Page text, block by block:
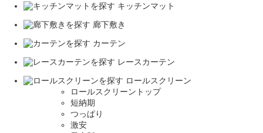
キッチンマット
廊下敷き
カーテン
レースカーテン
ロールスクリーン
ロールスクリーントップ
短納期
つっぱり
激安